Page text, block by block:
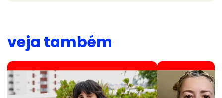
veja também